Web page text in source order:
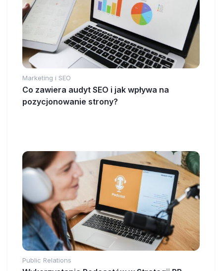
Marketing i SEO
Co zawiera audyt SEO i jak wpływa na
pozycjonowanie strony?
Public Relations